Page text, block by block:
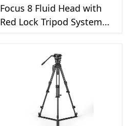
Focus 8 Fluid Head with
Red Lock Tripod System